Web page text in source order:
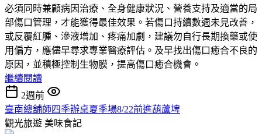
必須同時兼顧病因治療、全身健康狀況、營養支持及適當的局
部傷口管理，才能獲得最佳效果。若傷口持續數週未見改善，
或反覆紅腫、滲液增加、疼痛加劇，建議勿自行長期換藥或使
用偏方，應儘早尋求專業醫療評估。及早找出傷口癒合不良的
原因，並積極控制生物膜，提高傷口癒合機會。
繼續閱讀
2週前
臺南總舖師四季辦桌夏季場8/22前進葫蘆埤
觀光旅遊 美味食記